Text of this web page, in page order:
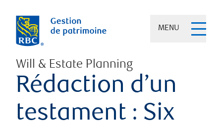
MENU
Will & Estate Planning
Rédaction d’un
testament : Six